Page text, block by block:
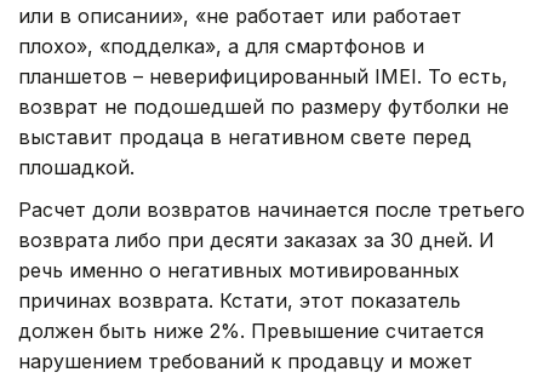
или в описании», «не работает или работает
плохо», «подделка», а для смартфонов и
планшетов – неверифицированный IMEI. То есть,
возврат не подошедшей по размеру футболки не
выставит продаца в негативном свете перед
плошадкой.
Расчет доли возвратов начинается после третьего
возврата либо при десяти заказах за 30 дней. И
речь именно о негативных мотивированных
причинах возврата. Кстати, этот показатель
должен быть ниже 2%. Превышение считается
нарушением требований к продавцу и может